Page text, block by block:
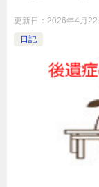
更新日： 2026年4月22
日記